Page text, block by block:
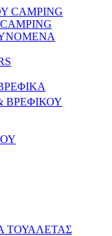
CAMPING
ΒΡΕΦΙΚΟΥ
ΤΟΥΑΛΕΤΑΣ